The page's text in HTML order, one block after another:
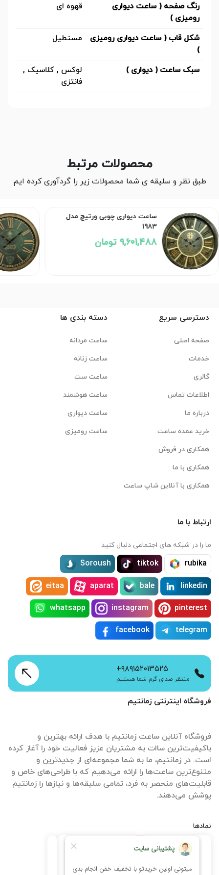
رنگ صفحه ( ساعت دیواری
رومیزی )
قهوه ای
شکل قاب ( ساعت دیواری رومیزی
)
مستطیل
سبک ساعت ( دیواری )
لوکس , کلاسیک ,
فانتزی
محصولات مرتبط
طبق نظر و سلیقه ی شما محصولات زیر را گردآوری کرده ایم
ساعت دیواری چوبی ورتیچ مدل
1983
9,601,488 تومان
فروشگاه اینترنتی زمانتیم
فروشگاه آنلاین ساعت زمانتیم با هدف ارائه بهترین و
باکیفیت‌ترین ساات‌ به مشتریان عزیز فعالیت خود را آغاز کرده
است. در زمانتیم، ما به شما مجموعه‌ای از جدیدترین و
متنوع‌ترین ساعت‌ها را ارائه می‌دهیم که با طراحی‌های خاص و
قابلیت‌های منحصر به فرد، تمامی سلیقه‌ها و نیازها را زمانتیم
پوشش می‌دهند.
نمادها
دسترسی سریع
صفحه اصلی
خدمات
گالری
اطلاعات تماس
درباره ما
خرید عمده ساعت
همکاری در فروش
همکاری با ما
همکاری با آنلاین شاپ ساعت
دسته بندی ها
ساعت مردانه
ساعت زنانه
ساعت ست
ساعت هوشمند
ساعت دیواری
ساعت رومیزی
ارتباط با ما
ما را در شبکه های اجتماعی دنبال کنید
rubika
tiktok
Soroush
linkedin
bale
aparat
eitaa
pinterest
instagram
whatsapp
telegram
facebook
+۹۸۹۱۵۲۰۱۳۵۲۵
منتظر صدای گرم شما هستیم